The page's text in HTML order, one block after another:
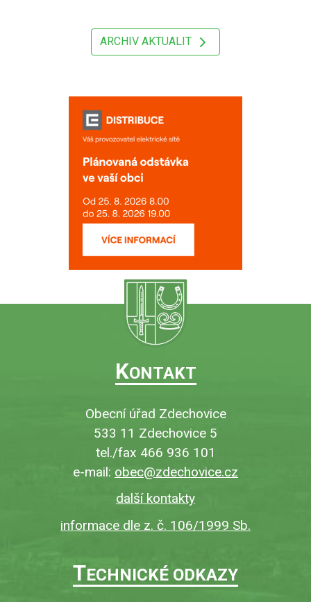
ARCHIV AKTUALIT
KONTAKT
Obecní úřad Zdechovice
533 11 Zdechovice 5
tel./fax 466 936 101
e-mail: obec@zdechovice.cz
další kontakty
informace dle z. č. 106/1999 Sb.
TECHNICKÉ ODKAZY